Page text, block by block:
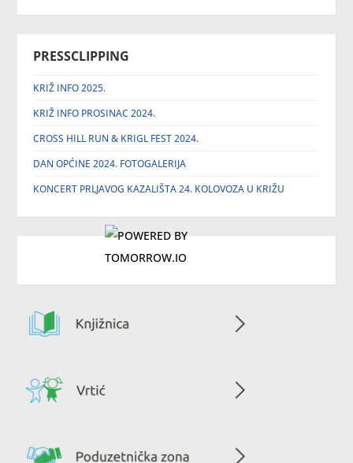
PRESSCLIPPING
KRIŽ INFO 2025.
KRIŽ INFO PROSINAC 2024.
CROSS HILL RUN & KRIGL FEST 2024.
DAN OPĆINE 2024. FOTOGALERIJA
KONCERT PRLJAVOG KAZALIŠTA 24. KOLOVOZA U KRIŽU